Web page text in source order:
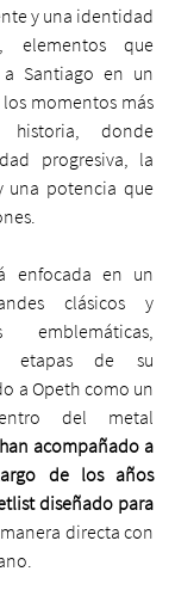
y una identidad
elementos que
Santiago en un
momentos más
historia, donde
progresiva, la
una potencia que
enfocada en un
clásicos y
emblemáticas,
etapas de su
a Opeth como un
del metal
acompañado a
de los años
diseñado para
directa con